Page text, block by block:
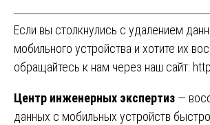
Если вы столкнулись с удалением
мобильного устройства и хотите их
обращайтесь к нам через наш сайт:
Центр инженерных экспертиз —
данных с мобильных устройств